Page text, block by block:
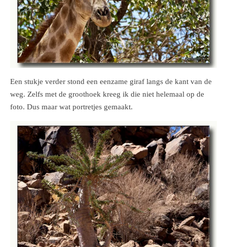
Een stukje verder stond een eenzame giraf langs de kant van de
weg. Zelfs met de groothoek kreeg ik die niet helemaal op de
foto. Dus maar wat portretjes gemaakt.